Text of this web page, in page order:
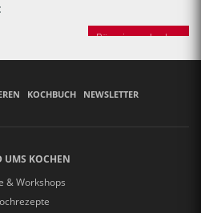
Bäuerinnen backen
KOCHBUCH NEWSLETTER
UMS KOCHEN
& Workshops